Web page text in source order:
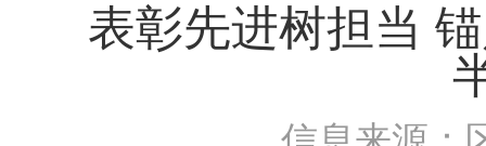
表彰先进树担当